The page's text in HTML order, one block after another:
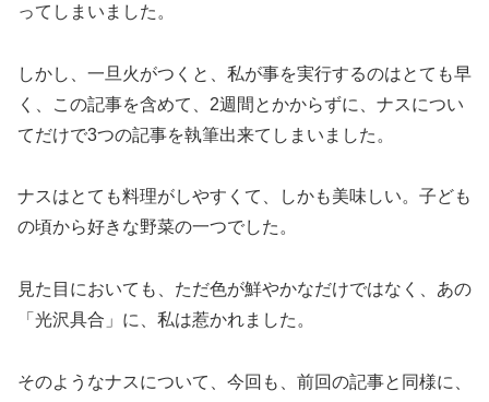
ってしまいました。
しかし、一旦火がつくと、私が事を実行するのはとても早
く、この記事を含めて、2週間とかからずに、ナスについ
てだけで3つの記事を執筆出来てしまいました。
ナスはとても料理がしやすくて、しかも美味しい。子ども
の頃から好きな野菜の一つでした。
見た目においても、ただ色が鮮やかなだけではなく、あの
「光沢具合」に、私は惹かれました。
そのようなナスについて、今回も、前回の記事と同様に、